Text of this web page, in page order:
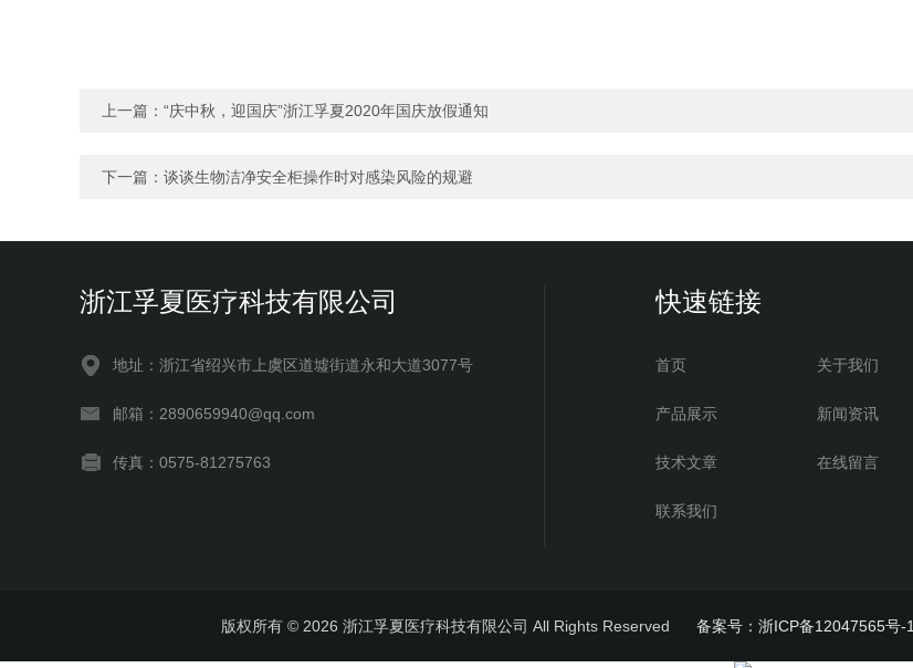
上一篇： “庆中秋，迎国庆”浙江孚夏2020年国庆放假通知
下一篇： 谈谈生物洁净安全柜操作时对感染风险的规避
浙江孚夏医疗科技有限公司
地址：浙江省绍兴市上虞区道墟街道永和大道3077号
邮箱：2890659940@qq.com
传真：0575-81275763
快速链接
首页 关于我们
产品展示 新闻资讯
技术文章 在线留言
联系我们
版权所有 © 2026 浙江孚夏医疗科技有限公司 All Rights Reserved 备案号：浙ICP备12047565号-1